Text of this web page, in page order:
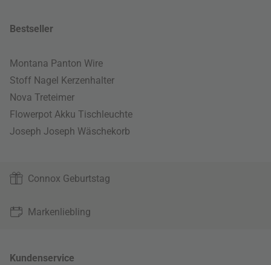
Bestseller
Montana Panton Wire
Stoff Nagel Kerzenhalter
Nova Treteimer
Flowerpot Akku Tischleuchte
Joseph Joseph Wäschekorb
Connox Geburtstag
Markenliebling
Kundenservice